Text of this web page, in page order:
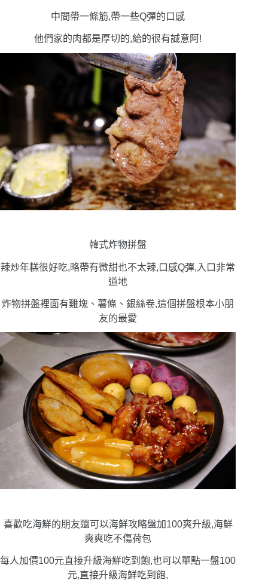
中間帶一條筋,帶一些Q彈的口感
他們家的肉都是厚切的,給的很有誠意阿!
韓式炸物拼盤
辣炒年糕很好吃,略帶有微甜也不太辣,口感Q彈,入口非常
道地
炸物拼盤裡面有雞塊、薯條、銀絲卷,這個拼盤根本小朋
友的最愛
喜歡吃海鮮的朋友還可以海鮮攻略盤加100爽升級,海鮮
爽爽吃不傷荷包
每人加價100元直接升級海鮮吃到飽,也可以單點一盤100
元,直接升級海鮮吃到飽,